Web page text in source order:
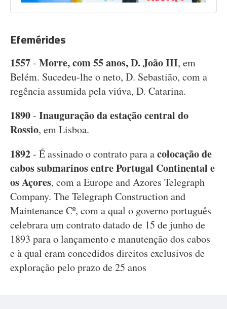
Efemérides
1557- Morre, com 55 anos, D. João III, em
Belém. Sucedeu-lhe o neto, D. Sebastião, com a
regência assumida pela viúva, D. Catarina.
1890- Inauguração da estação central do
Rossio, em Lisboa.
1892- É assinado o contrato para acolocação de
cabos submarinos entre Portugal Continental e
os Açores, com a Europe and Azores Telegraph
Company. The Telegraph Construction and
Maintenance Cº, com a qual o governo português
celebrara um contrato datado de 15 de junho de
1893 para o lançamento e manutenção dos cabos
e à qual eram concedidos direitos exclusivos de
exploração pelo prazo de 25 anos